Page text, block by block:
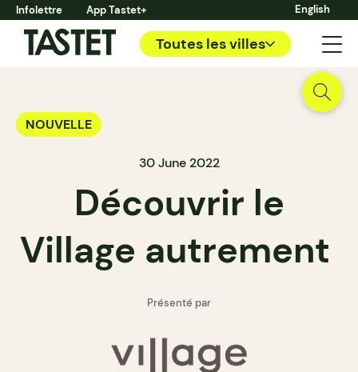
Infolettre App Tastet+ English
Toutes les villes
NOUVELLE
30 June 2022
Découvrir le
Village autrement
Présenté par